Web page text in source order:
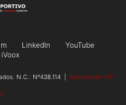
LinkedIn
YouTube
iVoox
N.C.: Nº438.114 | Asociación VIP